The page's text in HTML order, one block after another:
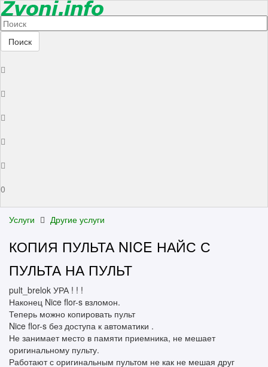
Поиск
0
Услуги Другие услуги
КОПИЯ ПУЛЬТА NICE НАЙС С
ПУЛЬТА НА ПУЛЬТ
pult_brelok УРА ! ! !
Наконец Nice flor-s взломон.
Теперь можно копировать пульт
Nice flor-s без доступа к автоматики .
Не занимает место в памяти приемника, не мешает
оригинальному пульту.
Работают с оригинальным пультом не как не мешая друг